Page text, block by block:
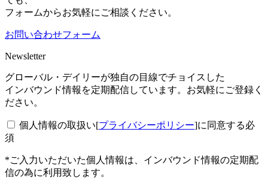
フォームからお気軽にご相談ください。
お問い合わせフォーム
Newsletter
グローバル・デイリーが独自の目線でチョイスした
インバウンド情報を定期配信しています。お気軽にご登録く
ださい。
個人情報の取扱い[プライバシーポリシー]に同意する必
須
*ご入力いただいた個人情報は、インバウンド情報の定期配
信の為に利用致します。